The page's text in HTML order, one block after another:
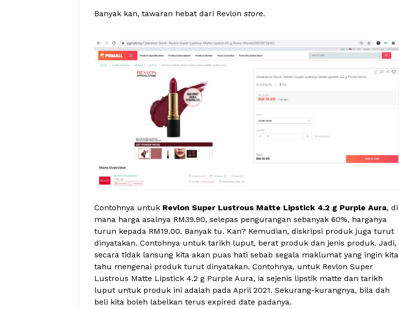
Banyak kan, tawaran hebat dari Revlon store.
Contohnya untuk Revlon Super Lustrous Matte Lipstick 4.2 g Purple Aura, di
mana harga asalnya RM39.90, selepas pengurangan sebanyak 60%, harganya
turun kepada RM19.00. Banyak tu. Kan? Kemudian, diskripsi produk juga turut
dinyatakan. Contohnya untuk tarikh luput, berat produk dan jenis produk. Jadi,
secara tidak lansung kita akan puas hati sebab segala maklumat yang ingin kita
tahu mengenai produk turut dinyatakan. Contohnya, untuk Revlon Super
Lustrous Matte Lipstick 4.2 g Purple Aura, ia sejenis lipstik matte dan tarikh
luput untuk produk ini adalah pada April 2021. Sekurang-kurangnya, bila dah
beli kita boleh labelkan terus expired date padanya.